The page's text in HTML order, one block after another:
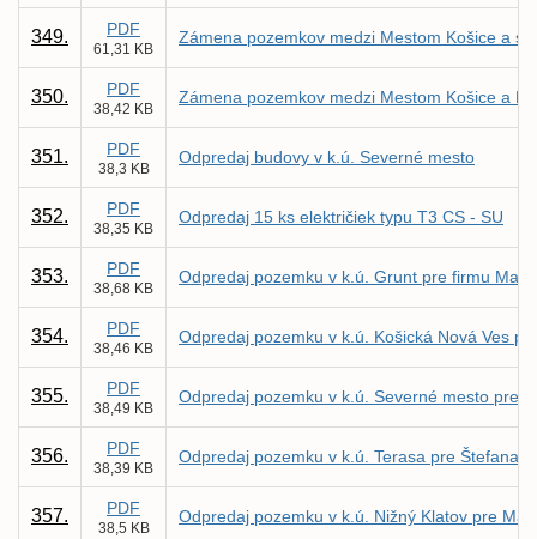
349. PDF
61,31 KB
Zámena pozemkov medzi Mestom Košice a
350. PDF
38,42 KB
Zámena pozemkov medzi Mestom Košice a
351. PDF
38,3 KB
Odpredaj budovy v k.ú. Severné mesto
352. PDF
38,35 KB
Odpredaj 15 ks električiek typu T3 CS - SU
353. PDF
38,68 KB
Odpredaj pozemku v k.ú. Grunt pre firmu
354. PDF
38,46 KB
Odpredaj pozemku v k.ú. Košická Nová Ves
355. PDF
38,49 KB
Odpredaj pozemku v k.ú. Severné mesto pre
356. PDF
38,39 KB
Odpredaj pozemku v k.ú. Terasa pre Štefana
357. PDF
38,5 KB
Odpredaj pozemku v k.ú. Nižný Klatov pre